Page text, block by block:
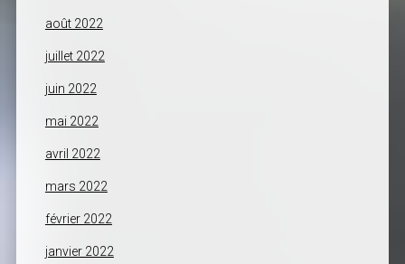
août 2022
juillet 2022
juin 2022
mai 2022
avril 2022
mars 2022
février 2022
janvier 2022